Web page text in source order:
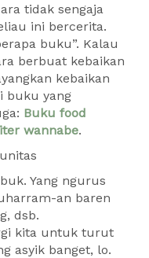
tidak sengaja
ini bercerita.
buku”. Kalau
berbuat kebaikan
kebaikan
buku yang
Buku food
wannabe.
Yang ngurus
an baren
dsb.
kita untuk turut
asyik banget, lo.